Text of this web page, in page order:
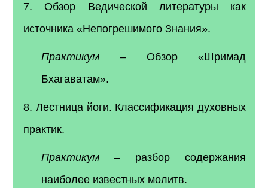
7. Обзор Ведической литературы как
источника «Непогрешимого Знания».
Практикум
– Обзор «Шримад
Бхагаватам».
8. Лестница йоги. Классификация духовных
практик.
Практикум
– разбор содержания
наиболее известных молитв.